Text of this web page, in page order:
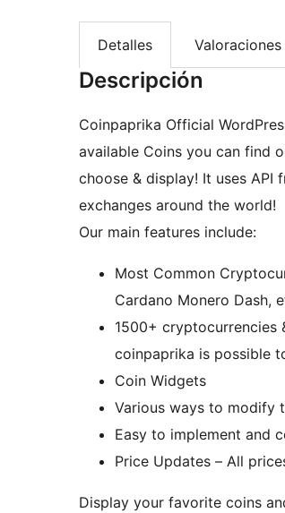
Detalles Valoraciones
Descripción
Coinpaprika Official
available Coins you can find
choose & display! It uses
exchanges around the world!
Our main features include:
Most Common
Cardano Monero Dash,
1500+ cryptocurrencies
coinpaprika is possible
Coin Widgets
Various ways to modify
Easy to implement and
Price Updates – All
Display your favorite coins